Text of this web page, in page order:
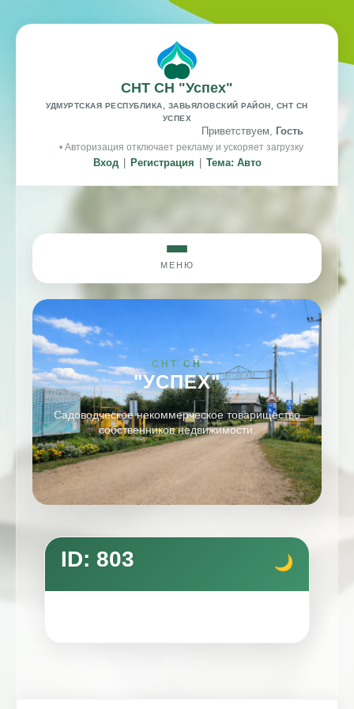
СНТ СН "Успех"
УДМУРТСКАЯ РЕСПУБЛИКА, ЗАВЬЯЛОВСКИЙ РАЙОН, СНТ СН
УСПЕХ
Приветствуем, Гость
• Авторизация отключает рекламу и ускоряет загрузку
Вход Регистрация Тема: Авто
МЕНЮ
СНТ СН
"УСПЕХ"
Садоводческое некоммерческое товарищество
собственников недвижимости.
ID: 803